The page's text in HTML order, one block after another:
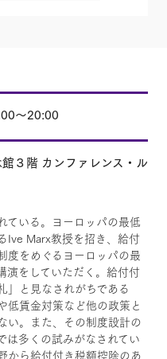
～20:00
３階 カンファレンス・ル
ている。ヨーロッパの最低
Ive Marx教授を招き、給付
度をめぐるヨーロッパの最
演をしていただく。給付付
」と見なされがちである
低賃金対策など他の政策と
い。また、その制度設計の
は多くの試みがなされてい
から給付付き税額控除のあ